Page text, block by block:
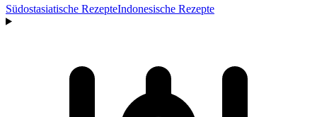
Südostasiatische RezepteIndonesische Rezepte